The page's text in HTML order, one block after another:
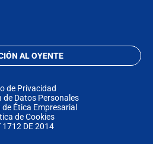
AL OYENTE
de Privacidad
de Datos Personales
Ética Empresarial
de Cookies
1712 DE 2014